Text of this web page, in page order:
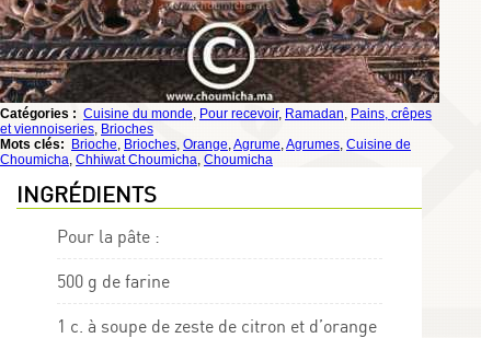
Catégories : Cuisine du monde, Pour recevoir, Ramadan, Pains, crêpes
et viennoiseries, Brioches
Mots clés:
Brioche, Brioches, Orange,Agrume,Agrumes, Cuisine de
Choumicha, Chhiwat Choumicha, Choumicha
INGRÉDIENTS
Pour la pâte :
500 g de farine
1 c. à soupe de zeste de citron et d’orange